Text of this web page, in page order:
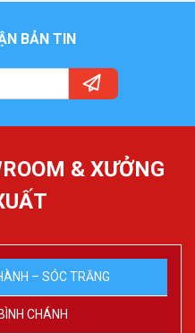
BẢN TIN
& XƯỞNG
– SÓC TRĂNG
CHÁNH